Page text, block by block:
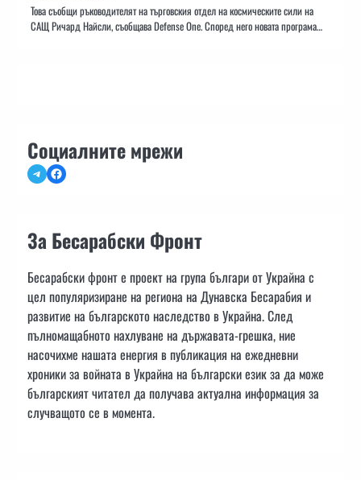
Това съобщи ръководителят на търговския отдел на космическите сили на
САЩ Ричард Найсли, съобщава Defense One. Според него новата програма…
Социалните мрежи
TelegramFacebook
За Бесарабски Фронт
Бесарабски фронт е проект на група българи от Украйна с
цел популяризиране на региона на Дунавска Бесарабия и
развитие на българското наследство в Украйна. След
пълномащабното нахлуване на държавата-грешка, ние
насочихме нашата енергия в публикация на ежедневни
хроники за войната в Украйна на български език за да може
българският читател да получава актуална информация за
случващото се в момента.